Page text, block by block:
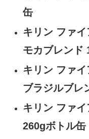
缶
キリン ファ
モカブレンド
キリン ファ
ブラジルブレ
キリン ファ
260gボトル缶